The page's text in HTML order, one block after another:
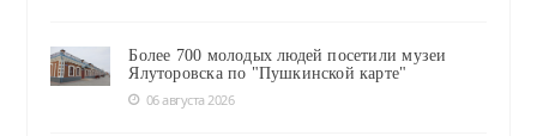
Более 700 молодых людей посетили музеи
Ялуторовска по "Пушкинской карте"
06 августа 2026